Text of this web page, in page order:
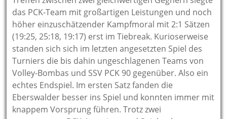
das PCK-Team mit großartigen Leistungen und noch
höher einzuschätzender Kampfmoral mit 2:1 Sätzen
(19:25, 25:18, 19:17) erst im Tiebreak. Kurioserweise
standen sich sich im letzten angesetzten Spiel des
Turniers die bis dahin ungeschlagenen Teams von
Volley-Bombas und SSV PCK 90 gegenüber. Also ein
echtes Endspiel. Im ersten Satz fanden die
Eberswalder besser ins Spiel und konnten immer mit
knappem Vorsprung führen. Trotz zwei